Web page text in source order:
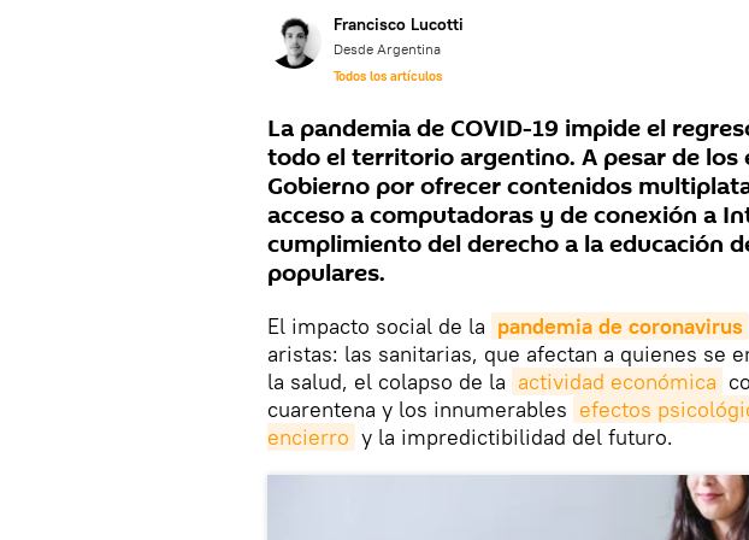
Francisco Lucotti
Desde Argentina
Todos los artículos
La pandemia de COVID-19 impide el
todo el territorio argentino. A pesar de los
Gobierno por ofrecer contenidos
acceso a computadoras y de conexión a
cumplimiento del derecho a la educación
populares.
El impacto social de la pandemia de coronavirus
aristas: las sanitarias, que afectan a quienes se
la salud, el colapso de la actividad económica
cuarentena y los innumerables efectos
encierro y la impredictibilidad del futuro.